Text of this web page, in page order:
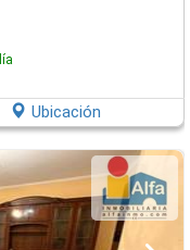
Ubicación